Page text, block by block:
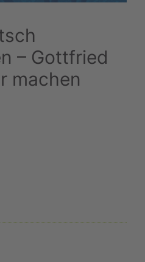
– Gottfried
machen